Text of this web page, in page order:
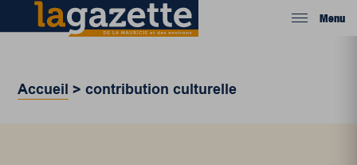
Menu
Accueil >contribution culturelle